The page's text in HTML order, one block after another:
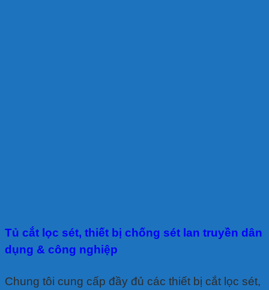
Tủ cắt lọc sét, thiết bị chống sét lan truyền dân
dụng & công nghiệp
Chung tôi cung cấp đầy đủ các thiết bị cắt lọc sét,